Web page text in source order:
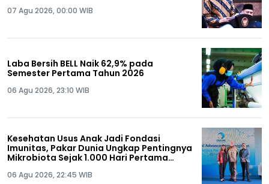
07 Agu 2026, 00:00 WIB
Laba Bersih BELL Naik 62,9% pada
Semester Pertama Tahun 2026
06 Agu 2026, 23:10 WIB
Kesehatan Usus Anak Jadi Fondasi
Imunitas, Pakar Dunia Ungkap Pentingnya
Mikrobiota Sejak 1.000 Hari Pertama
06 Agu 2026, 22:45 WIB